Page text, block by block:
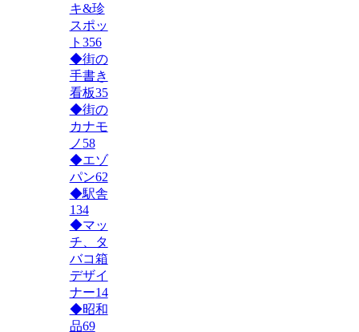
キ&珍
スポッ
ト 356
◆街の
手書き
看板35
◆街の
カナモ
ノ 58
◆エゾ
パン62
◆駅舎
134
◆マッ
チ、タ
バコ箱
デザイ
ナー14
◆昭和
品69